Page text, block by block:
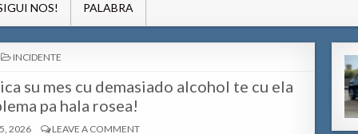
NOS! PALABRA
POSTED
IN
INCIDENTE
su mes cu demasiado alcohol te cu ela
pa hala rosea!
2026 LEAVE A COMMENT